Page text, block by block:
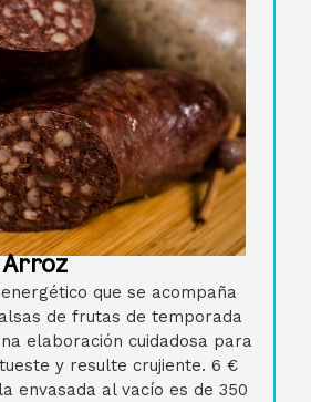
que se acompaña
de frutas de temporada
elaboración cuidadosa para
y resulte crujiente. 6 €
envasada al vacío es de 350